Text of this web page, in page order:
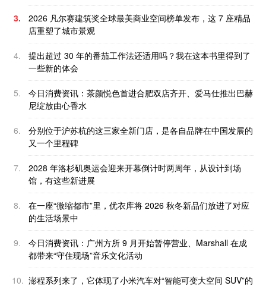
3.
2026 凡尔赛建筑奖全球最美商业空间榜单发布，这 7 座精品
店重塑了城市景观
4.
提出超过 30 年的番茄工作法还适用吗？我在这本书里得到了
一些新的体会
5.
今日消费资讯：茶颜悦色首进合肥双店齐开、爱马仕推出巴赫
尼绽放由心香水
6.
分别位于沪苏杭的这三家全新门店，是各自品牌在中国发展的
又一个里程碑
7.
2028 年洛杉矶奥运会迎来开幕倒计时两周年，从设计到场
馆，有这些新进展
8.
在一座“微缩都市”里，优衣库将 2026 秋冬新品们放进了对应
的生活场景中
9.
今日消费资讯：广州方所 9 月开始暂停营业、Marshall 在成
都带来“守住现场”音乐文化活动
10. 澎程系列来了，它体现了小米汽车对“智能可变大空间 SUV”的